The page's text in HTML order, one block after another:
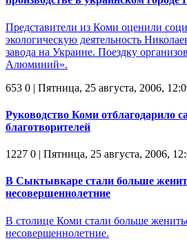
Представители из Коми оценили
экологическую деятельность
завода на Украине. Поездку
Алюминий».
653 0 | Пятница, 25 августа, 2006,
Руководство Коми отблагодарило
благотворителей
1227 0 | Пятница, 25 августа, 2006,
В Сыктывкаре стали больше
несовершеннолетние
В столице Коми стали больше
несовершеннолетние.